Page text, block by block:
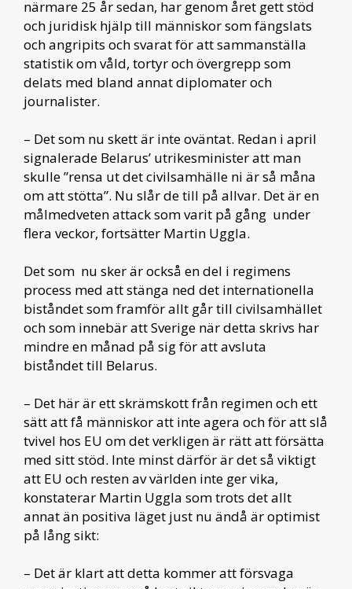
närmare 25 år sedan, har genom året gett stöd
och juridisk hjälp till människor som fängslats
och angripits och svarat för att sammanställa
statistik om våld, tortyr och övergrepp som
delats med bland annat diplomater och
journalister.
– Det som nu skett är inte oväntat. Redan i april
signalerade Belarus’ utrikesminister att man
skulle ”rensa ut det civilsamhälle ni är så måna
om att stötta”. Nu slår de till på allvar. Det är en
målmedveten attack som varit på gång under
flera veckor, fortsätter Martin Uggla.
Det som nu sker är också en del i regimens
process med att stänga ned det internationella
biståndet som framför allt går till civilsamhället
och som innebär att Sverige när detta skrivs har
mindre en månad på sig för att avsluta
biståndet till Belarus.
– Det här är ett skrämskott från regimen och ett
sätt att få människor att inte agera och för att slå
tvivel hos EU om det verkligen är rätt att försätta
med sitt stöd. Inte minst därför är det så viktigt
att EU och resten av världen inte ger vika,
konstaterar Martin Uggla som trots det allt
annat än positiva läget just nu ändå är optimist
på lång sikt:
– Det är klart att detta kommer att försvaga